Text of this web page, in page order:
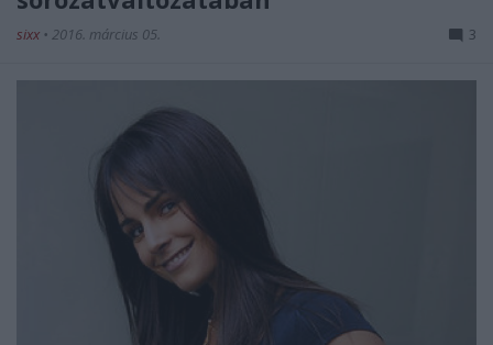
sixx • 2016. március 05. 3